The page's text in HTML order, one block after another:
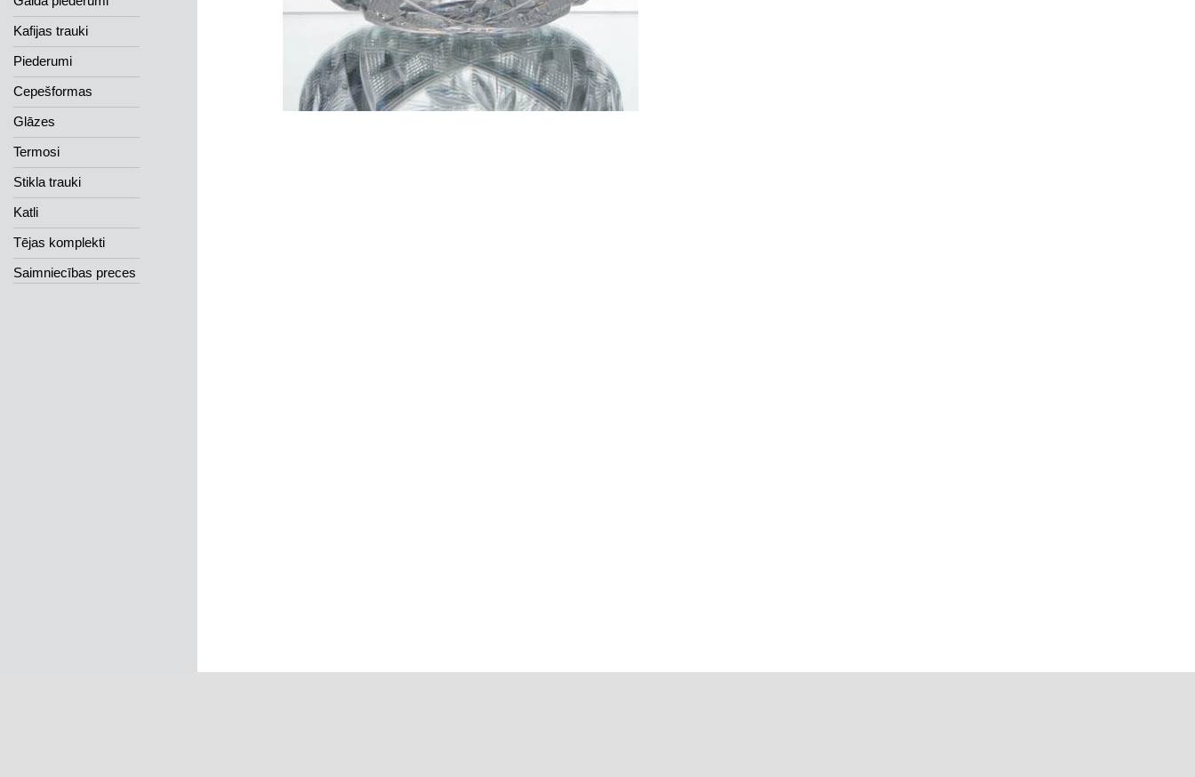
Kafijas trauki
Piederumi
Cepešformas
Glāzes
Termosi
Stikla trauki
Katli
Tējas komplekti
Saimniecības preces